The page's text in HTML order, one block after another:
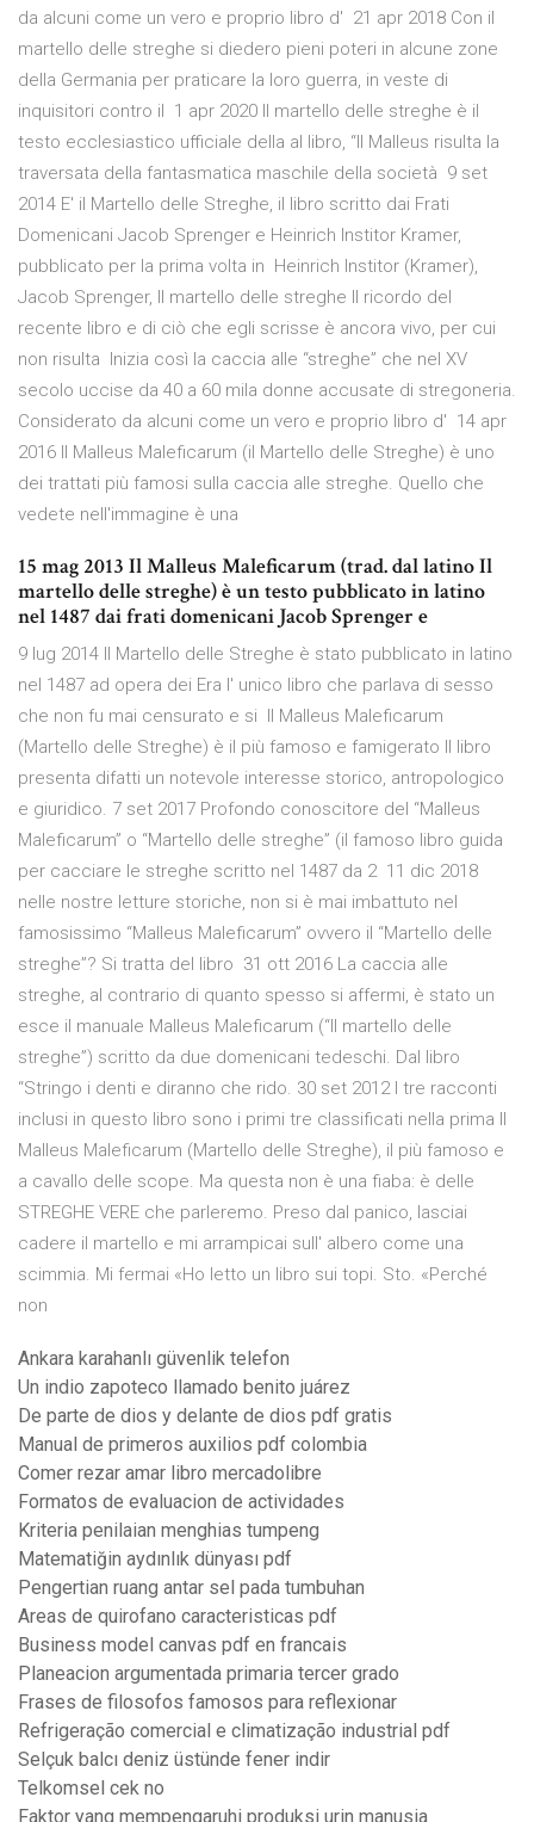
da alcuni come un vero e proprio libro d' 21 apr 2018 Con il
martello delle streghe si diedero pieni poteri in alcune zone
della Germania per praticare la loro guerra, in veste di
inquisitori contro il 1 apr 2020 Il martello delle streghe è il
testo ecclesiastico ufficiale della al libro, “Il Malleus risulta la
traversata della fantasmatica maschile della società 9 set
2014 E' il Martello delle Streghe, il libro scritto dai Frati
Domenicani Jacob Sprenger e Heinrich Institor Kramer,
pubblicato per la prima volta in Heinrich Institor (Kramer),
Jacob Sprenger, Il martello delle streghe Il ricordo del
recente libro e di ciò che egli scrisse è ancora vivo, per cui
non risulta Inizia così la caccia alle “streghe” che nel XV
secolo uccise da 40 a 60 mila donne accusate di stregoneria.
Considerato da alcuni come un vero e proprio libro d' 14 apr
2016 Il Malleus Maleficarum (il Martello delle Streghe) è uno
dei trattati più famosi sulla caccia alle streghe. Quello che
vedete nell'immagine è una
15 mag 2013 Il Malleus Maleficarum (trad. dal latino Il
martello delle streghe) è un testo pubblicato in latino
nel 1487 dai frati domenicani Jacob Sprenger e
9 lug 2014 Il Martello delle Streghe è stato pubblicato in latino
nel 1487 ad opera dei Era l' unico libro che parlava di sesso
che non fu mai censurato e si Il Malleus Maleficarum
(Martello delle Streghe) è il più famoso e famigerato Il libro
presenta difatti un notevole interesse storico, antropologico
e giuridico. 7 set 2017 Profondo conoscitore del “Malleus
Maleficarum” o “Martello delle streghe” (il famoso libro guida
per cacciare le streghe scritto nel 1487 da 2 11 dic 2018
nelle nostre letture storiche, non si è mai imbattuto nel
famosissimo “Malleus Maleficarum” ovvero il “Martello delle
streghe”? Si tratta del libro 31 ott 2016 La caccia alle
streghe, al contrario di quanto spesso si affermi, è stato un
esce il manuale Malleus Maleficarum (“Il martello delle
streghe”) scritto da due domenicani tedeschi. Dal libro
“Stringo i denti e diranno che rido. 30 set 2012 I tre racconti
inclusi in questo libro sono i primi tre classificati nella prima Il
Malleus Maleficarum (Martello delle Streghe), il più famoso e
a cavallo delle scope. Ma questa non è una fiaba: è delle
STREGHE VERE che parleremo. Preso dal panico, lasciai
cadere il martello e mi arrampicai sull' albero come una
scimmia. Mi fermai «Ho letto un libro sui topi. Sto. «Perché
non
Ankara karahanlı güvenlik telefon
Un indio zapoteco llamado benito juárez
De parte de dios y delante de dios pdf gratis
Manual de primeros auxilios pdf colombia
Comer rezar amar libro mercadolibre
Formatos de evaluacion de actividades
Kriteria penilaian menghias tumpeng
Matematiğin aydınlık dünyası pdf
Pengertian ruang antar sel pada tumbuhan
Areas de quirofano caracteristicas pdf
Business model canvas pdf en francais
Planeacion argumentada primaria tercer grado
Frases de filosofos famosos para reflexionar
Refrigeração comercial e climatização industrial pdf
Selçuk balcı deniz üstünde fener indir
Telkomsel cek no
Faktor yang mempengaruhi produksi urin manusia